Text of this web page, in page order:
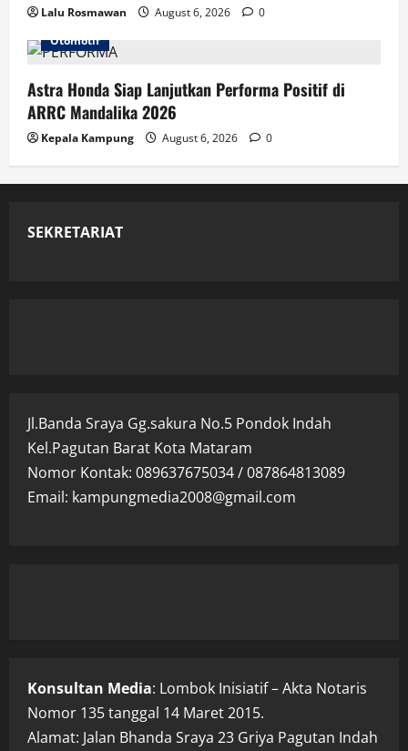
Lalu Rosmawan August 6, 2026
0
Otomotif
Astra Honda Siap Lanjutkan Performa Positif di
ARRC Mandalika 2026
Kepala Kampung August 6, 2026 0
SEKRETARIAT
Jl.Banda Sraya Gg.sakura No.5 Pondok Indah
Kel.Pagutan Barat Kota Mataram
Nomor Kontak: 089637675034 / 087864813089
Email: kampungmedia2008@gmail.com
Konsultan Media: Lombok Inisiatif – Akta Notaris
Nomor 135 tanggal 14 Maret 2015.
Alamat: Jalan Bhanda Sraya 23 Griya Pagutan Indah